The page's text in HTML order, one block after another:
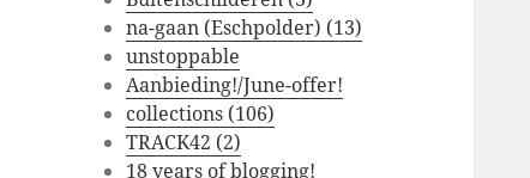
na-gaan (Eschpolder) (13)
unstoppable
Aanbieding!/June-offer!
collections (106)
TRACK42 (2)
18 years of blogging!